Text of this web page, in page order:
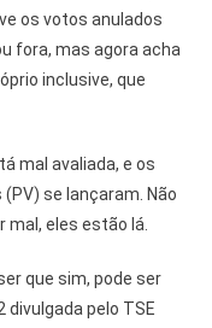
os votos anulados
fora, mas agora acha
inclusive, que
mal avaliada, e os
se lançaram. Não
mal, eles estão lá.
que sim, pode ser
divulgada pelo TSE